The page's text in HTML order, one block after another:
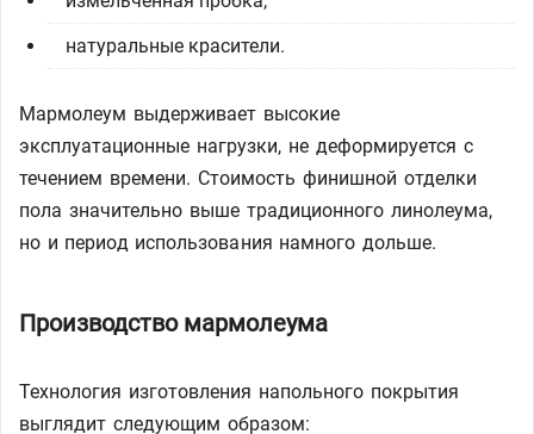
натуральные красители.
Мармолеум выдерживает высокие
эксплуатационные нагрузки, не деформируется с
течением времени. Стоимость финишной отделки
пола значительно выше традиционного линолеума,
но и период использования намного дольше.
Производство мармолеума
Технология изготовления напольного покрытия
выглядит следующим образом: